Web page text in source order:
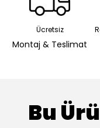
Ücretsiz
Montaj & Teslimat
Bu